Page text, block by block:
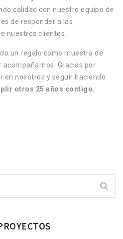
calidad con nuestro equipo de
de responder a las
nuestros clientes.
un regalo como muestra de
Gracias por
en nosotros y seguir haciendo
otros 25 años contigo.